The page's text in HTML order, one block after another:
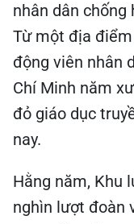
nhân dân
Từ một địa
động viên nhân
Chí Minh năm
đỏ giáo dục
nay.
Hằng năm, Khu
nghìn lượt đoàn